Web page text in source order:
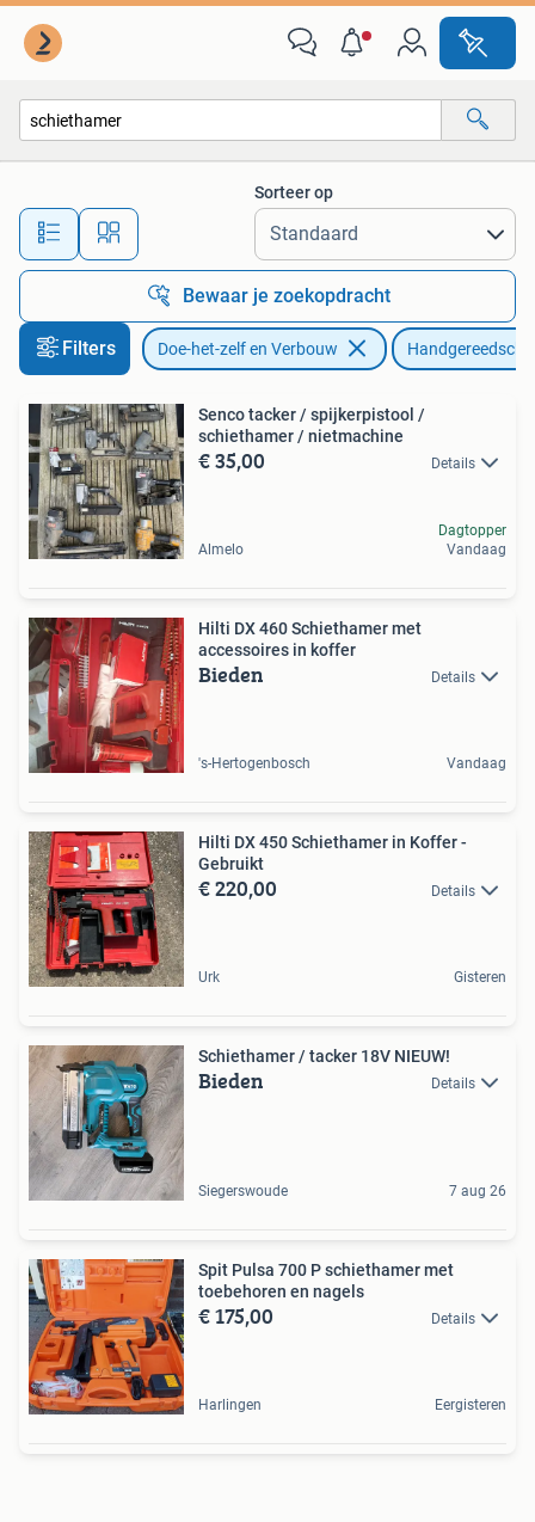
Alle afstanden…
Sorteer op
Bewaar je zoekopdracht
Filters Doe-het-zelf en Verbouw
Senco tacker / spijkerpistool /
schiethamer / nietmachine
€ 35,00 Details
Almelo
Dagtopper
Vandaag
Hilti DX 460 Schiethamer met
accessoires in koffer
Bieden Details
's-Hertogenbosch Vandaag
Hilti DX 450 Schiethamer in Koffer -
Gebruikt
€ 220,00 Details
Urk Gisteren
Schiethamer / tacker 18V NIEUW!
Bieden Details
Siegerswoude 7 aug 26
Spit Pulsa 700 P schiethamer met
toebehoren en nagels
€ 175,00 Details
Harlingen Eergisteren